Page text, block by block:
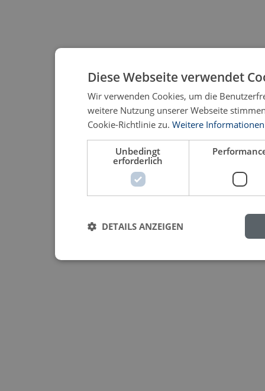
Diese Webseite verwendet
Wir verwenden Cookies, um die
weitere Nutzung unserer Webseite
Cookie-Richtlinie zu. Weitere Informationen
Unbedingt
erforderlich
DETAILS ANZEIGEN